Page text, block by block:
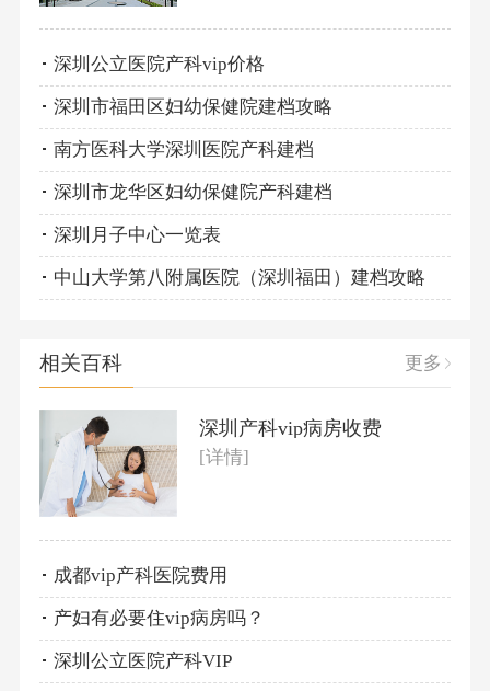
深圳公立医院产科vip价格
深圳市福田区妇幼保健院建档攻略
南方医科大学深圳医院产科建档
深圳市龙华区妇幼保健院产科建档
深圳月子中心一览表
中山大学第八附属医院（深圳福田）建档攻略
相关百科 更多
深圳产科vip病房收费
[详情]
成都vip产科医院费用
产妇有必要住vip病房吗？
深圳公立医院产科VIP